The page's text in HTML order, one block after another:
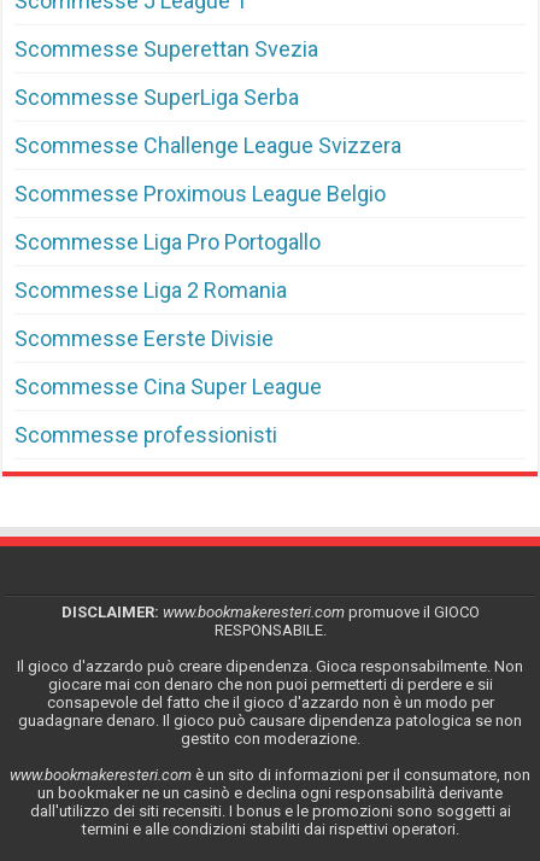
Scommesse Superettan Svezia
Scommesse SuperLiga Serba
Scommesse Challenge League Svizzera
Scommesse Proximous League Belgio
Scommesse Liga Pro Portogallo
Scommesse Liga 2 Romania
Scommesse Eerste Divisie
Scommesse Cina Super League
Scommesse professionisti
DISCLAIMER: www.bookmakeresteri.compromuove il GIOCO
RESPONSABILE.
Il gioco d'azzardo può creare dipendenza. Gioca responsabilmente. Non
giocare mai con denaro che non puoi permetterti di perdere e sii
consapevole del fatto che il gioco d'azzardo non è un modo per
guadagnare denaro. Il gioco può causare dipendenza patologica se non
gestito con moderazione.
www.bookmakeresteri.com è un sito di informazioni per il consumatore, non
un bookmaker ne un casinò e declina ogni responsabilità derivante
dall'utilizzo dei siti recensiti. I bonus e le promozioni sono soggetti ai
termini e alle condizioni stabiliti dai rispettivi operatori.